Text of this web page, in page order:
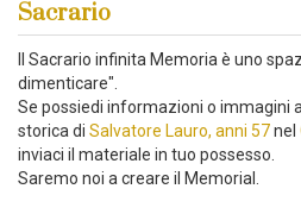
Sacrario
Il Sacrario infinita Memoria è uno
dimenticare".
Se possiedi informazioni o immagini
storica di Salvatore Lauro, anni 57nel
inviaci il materiale in tuo possesso.
Saremo noi a creare il Memorial.